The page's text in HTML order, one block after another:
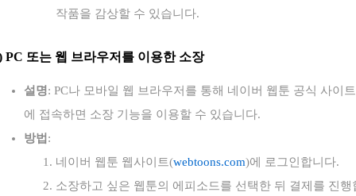
작품을 감상할 수 있습니다.
PC 또는 웹 브라우저를 이용한 소장
설명: PC나 모바일 웹 브라우저를 통해 네이버 웹툰 공식 사이트
에 접속하면 소장 기능을 이용할 수 있습니다.
방법 :
네이버 웹툰 웹사이트(webtoons.com)에 로그인합니다.
소장하고 싶은 웹툰의 에피소드를 선택한 뒤 결제를 진행